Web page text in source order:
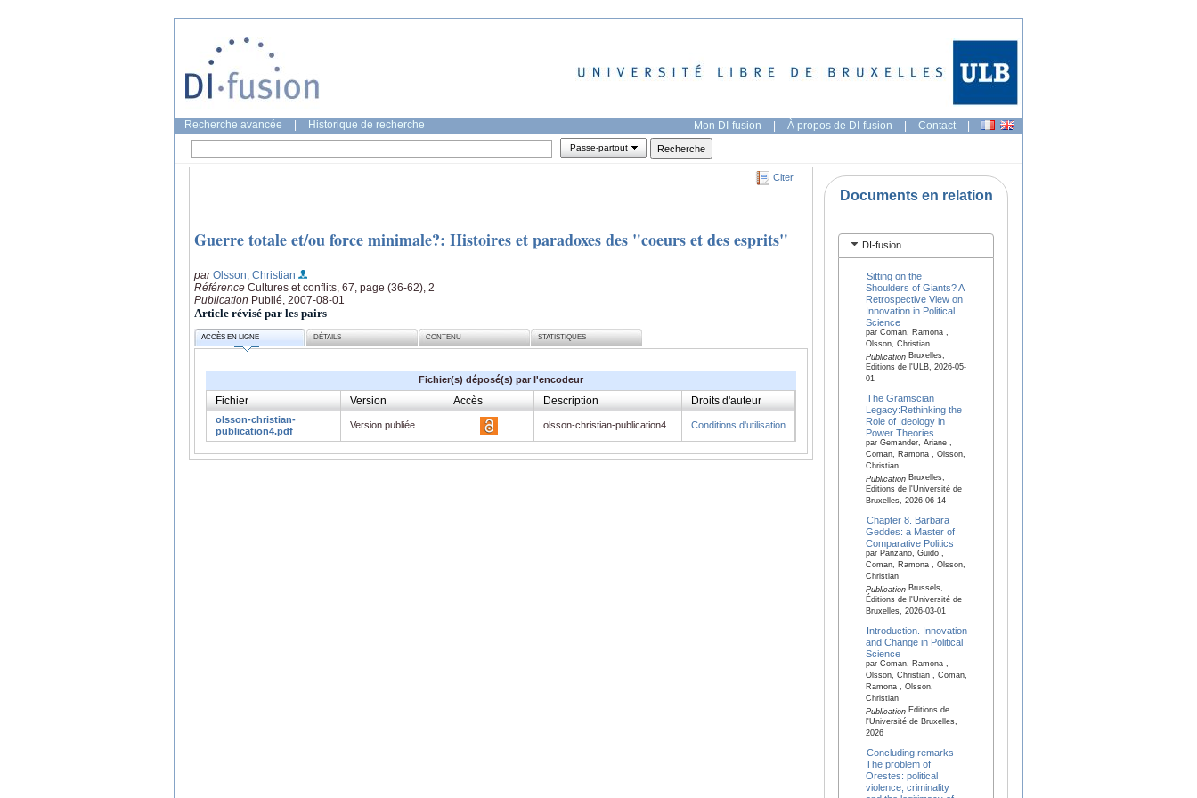
Recherche avancée Historique de recherche Mon DI-fusion | À propos de DI-fusion | Contact |
Passe-partout
Citer
Guerre totale et/ou force minimale?: Histoires et paradoxes des "coeurs et des esprits"
parOlsson, Christian
Référence Cultures et conflits, 67, page (36-62), 2
Publication Publié, 2007-08-01
Article révisé par les pairs
ACCÈS EN LIGNE DÉTAILS CONTENU STATISTIQUES
Fichier(s) déposé(s) par l'encodeur
Fichier Version Accès Description Droits d'auteur
olsson-christian-
publication4.pdf
Version publiée olsson-christian-publication4 Conditions d'utilisation
Documents en relation
DI-fusion
Sitting on the
Shoulders of Giants? A
Retrospective View on
Innovation in Political
Science
par Coman, Ramona ,
Olsson, Christian
PublicationBruxelles,
Editions de l'ULB, 2026-05-
01
The Gramscian
Legacy:Rethinking the
Role of Ideology in
Power Theories
par Gemander, Ariane ,
Coman, Ramona , Olsson,
Christian
PublicationBruxelles,
Editions de l'Université de
Bruxelles, 2026-06-14
Chapter 8. Barbara
Geddes: a Master of
Comparative Politics
par Panzano, Guido ,
Coman, Ramona , Olsson,
Christian
PublicationBrussels,
Éditions de l'Université de
Bruxelles, 2026-03-01
Introduction. Innovation
and Change in Political
Science
par Coman, Ramona ,
Olsson, Christian , Coman,
Ramona , Olsson,
Christian
PublicationEditions de
l'Université de Bruxelles,
2026
Concluding remarks –
The problem of
Orestes: political
violence, criminality